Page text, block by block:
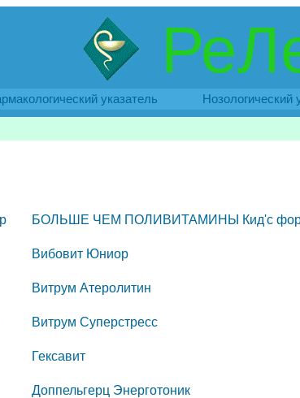
указатель Нозологический
БОЛЬШЕ ЧЕМ ПОЛИВИТАМИНЫ Кид'с
Вибовит Юниор
Витрум Атеролитин
Витрум Суперстресс
Гексавит
Доппельгерц Энерготоник